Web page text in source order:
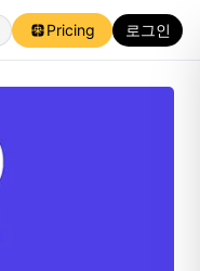
Pricing 로그인